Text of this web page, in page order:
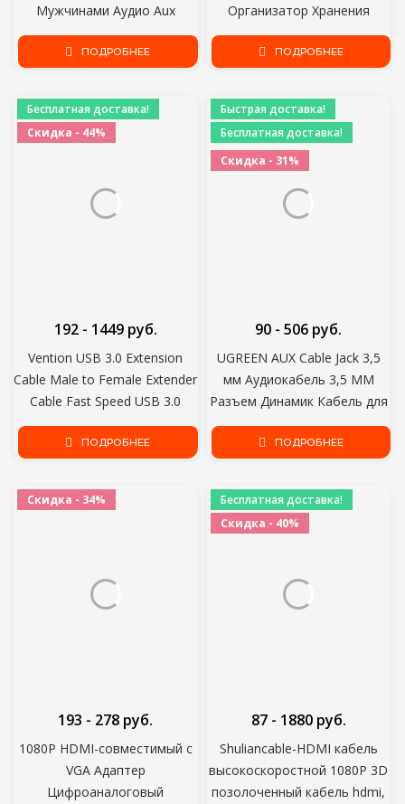
Мужчинами Аудио Aux
Кабель Для Samsung S10
Автомобильные Наушники
Aux CordSpeaker
ПОДРОБНЕЕ
Организатор Хранения
Трубы Шнур Протектор
Управления Кабель Моталка
Аксессуары
ПОДРОБНЕЕ
Бесплатная доставка!
Скидка - 44%
Vention USB 3.0 Extension
Cable Male to Female Extender
Cable Fast Speed USB 3.0
Cable Extended for laptop PC
USB 2.0 Extension
192 - 1449 руб.
ПОДРОБНЕЕ
Быстрая доставка!
Бесплатная доставка!
Скидка - 31%
UGREEN AUX Cable Jack 3,5
мм Аудиокабель 3,5 ММ
Разъем Динамик Кабель для
Наушников JBL Автомобиль
Xiaomi Redmi 5 Plus Oneplus
90 - 506 руб.
ПОДРОБНЕЕ
Скидка - 34%
1080P HDMI-совместимый с
VGA Адаптер
Цифроаналоговый
193 - 278 руб.
Бесплатная доставка!
Скидка - 40%
Shuliancable-HDMI кабель
высокоскоростной 1080P 3D
позолоченный кабель hdmi,
87 - 1880 руб.